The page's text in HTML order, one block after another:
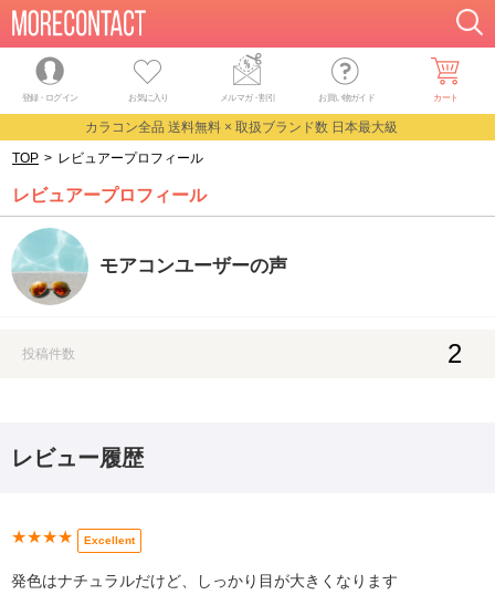
登録・ログイン お気に入り メルマガ・割引 お買い物ガイド カート
カラコン全品 送料無料 × 取扱ブランド数 日本最大級
TOP > レビュアープロフィール
レビュアープロフィール
モアコンユーザーの声
投稿件数 2
レビュー履歴
★★★★ Excellent
発色はナチュラルだけど、しっかり目が大きくなります